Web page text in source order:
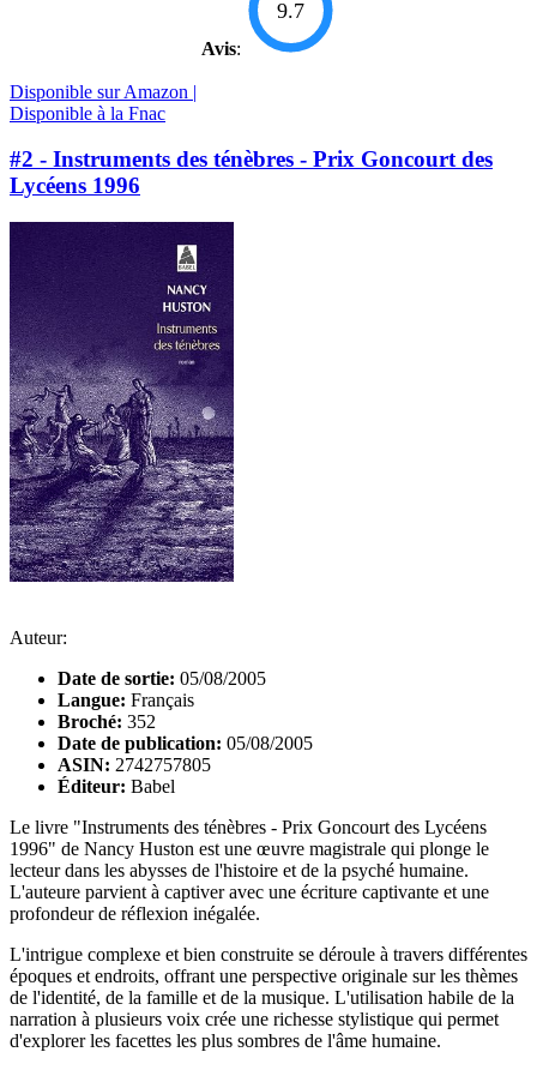
Avis:
9.7
Disponible sur Amazon |
Disponible à la Fnac
#2 - Instruments des ténèbres - Prix Goncourt des
Lycéens 1996
Auteur:
Date de sortie: 05/08/2005
Langue: Français
Broché: 352
Date de publication: 05/08/2005
ASIN: 2742757805
Éditeur: Babel
Le livre "Instruments des ténèbres - Prix Goncourt des Lycéens
1996" de Nancy Huston est une œuvre magistrale qui plonge le
lecteur dans les abysses de l'histoire et de la psyché humaine.
L'auteure parvient à captiver avec une écriture captivante et une
profondeur de réflexion inégalée.
L'intrigue complexe et bien construite se déroule à travers différentes
époques et endroits, offrant une perspective originale sur les thèmes
de l'identité, de la famille et de la musique. L'utilisation habile de la
narration à plusieurs voix crée une richesse stylistique qui permet
d'explorer les facettes les plus sombres de l'âme humaine.